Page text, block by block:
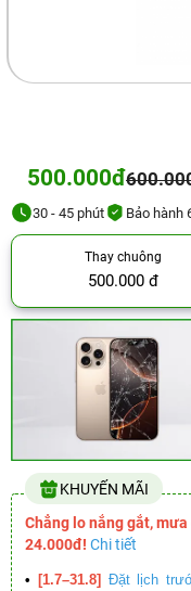
500.000đ
30 - 45 phút Bảo hành
Thay chuông
500.000 đ
KHUYẾN MÃI
Chẳng lo nắng gắt,
24.000đ! Chi tiết
• [1.7–31.8] Đặt lịch